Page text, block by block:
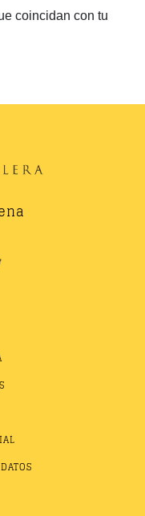
coincidan con tu